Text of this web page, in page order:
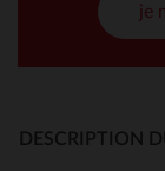
je
DESCRIPTION